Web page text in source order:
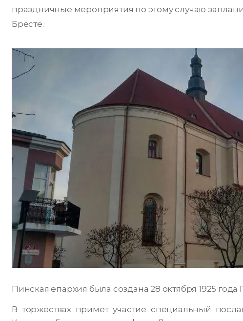
праздничные мероприятия по этому случаю
Бресте.
Пинская епархия была создана 28 октября 1925
В торжествах примет участие специальный